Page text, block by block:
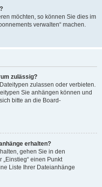
möchten, so können Sie dies im
verwalten“ machen.
zulässig?
zulassen oder verbieten.
Sie anhängen können und
bitte an die Board-
erhalten?
gehen Sie in den
einen Punkt
Liste Ihrer Dateianhänge